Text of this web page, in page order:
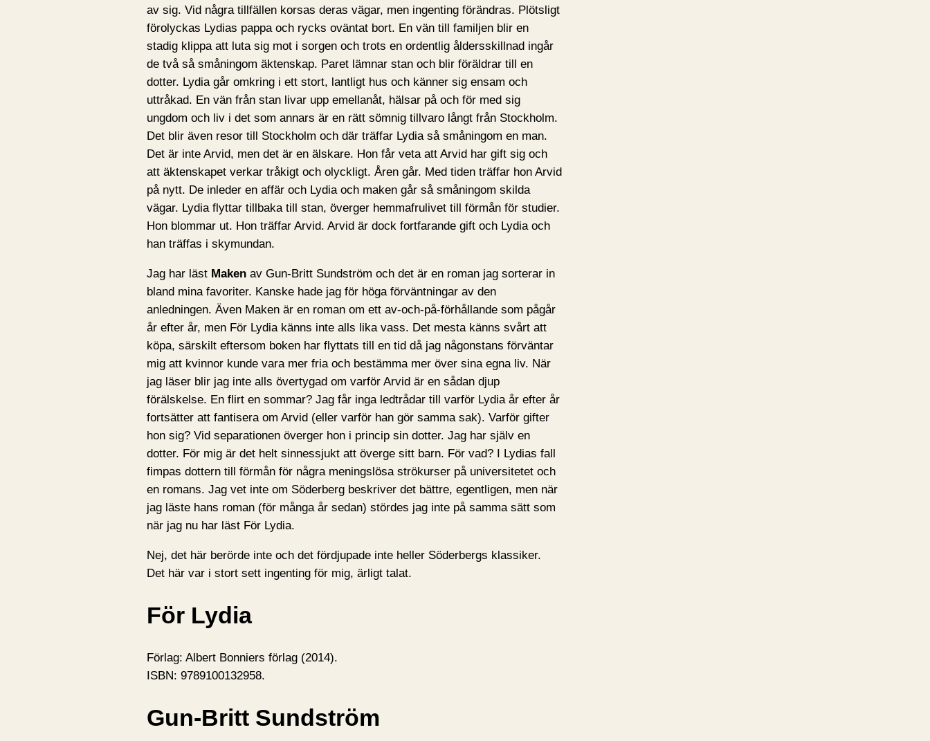
av sig. Vid några tillfällen korsas deras vägar, men ingenting förändras. Plötsligt
förolyckas Lydias pappa och rycks oväntat bort. En vän till familjen blir en
stadig klippa att luta sig mot i sorgen och trots en ordentlig åldersskillnad ingår
de två så småningom äktenskap. Paret lämnar stan och blir föräldrar till en
dotter. Lydia går omkring i ett stort, lantligt hus och känner sig ensam och
uttråkad. En vän från stan livar upp emellanåt, hälsar på och för med sig
ungdom och liv i det som annars är en rätt sömnig tillvaro långt från Stockholm.
Det blir även resor till Stockholm och där träffar Lydia så småningom en man.
Det är inte Arvid, men det är en älskare. Hon får veta att Arvid har gift sig och
att äktenskapet verkar tråkigt och olyckligt. Åren går. Med tiden träffar hon Arvid
på nytt. De inleder en affär och Lydia och maken går så småningom skilda
vägar. Lydia flyttar tillbaka till stan, överger hemmafrulivet till förmån för studier.
Hon blommar ut. Hon träffar Arvid. Arvid är dock fortfarande gift och Lydia och
han träffas i skymundan.
Jag har läst Maken av Gun-Britt Sundström och det är en roman jag sorterar in
bland mina favoriter. Kanske hade jag för höga förväntningar av den
anledningen. Även Maken är en roman om ett av-och-på-förhållande som pågår
år efter år, men För Lydia känns inte alls lika vass. Det mesta känns svårt att
köpa, särskilt eftersom boken har flyttats till en tid då jag någonstans förväntar
mig att kvinnor kunde vara mer fria och bestämma mer över sina egna liv. När
jag läser blir jag inte alls övertygad om varför Arvid är en sådan djup
förälskelse. En flirt en sommar? Jag får inga ledtrådar till varför Lydia år efter år
fortsätter att fantisera om Arvid (eller varför han gör samma sak). Varför gifter
hon sig? Vid separationen överger hon i princip sin dotter. Jag har själv en
dotter. För mig är det helt sinnessjukt att överge sitt barn. För vad? I Lydias fall
fimpas dottern till förmån för några meningslösa strökurser på universitetet och
en romans. Jag vet inte om Söderberg beskriver det bättre, egentligen, men när
jag läste hans roman (för många år sedan) stördes jag inte på samma sätt som
när jag nu har läst För Lydia.
Nej, det här berörde inte och det fördjupade inte heller Söderbergs klassiker.
Det här var i stort sett ingenting för mig, ärligt talat.
För Lydia
Förlag: Albert Bonniers förlag (2014).
ISBN: 9789100132958.
Gun-Britt Sundström